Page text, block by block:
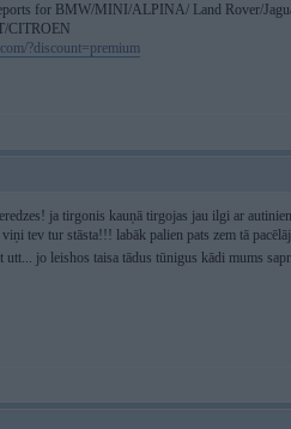
for BMW/MINI/ALPINA/ Land Rover/
CITROEN
?discount=premium
ja tirgonis kauņā tirgojas jau ilgi ar
tev tur stāsta!!! labāk palien pats zem tā
jo leishos taisa tādus tūnigus kādi mums